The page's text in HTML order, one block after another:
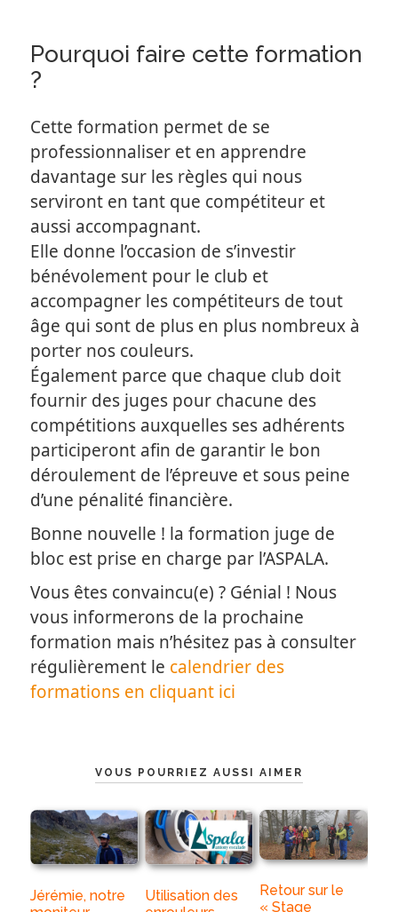
Pourquoi faire cette formation
?
Cette formation permet de se
professionnaliser et en apprendre
davantage sur les règles qui nous
serviront en tant que compétiteur et
aussi accompagnant.
Elle donne l’occasion de s’investir
bénévolement pour le club et
accompagner les compétiteurs de tout
âge qui sont de plus en plus nombreux à
porter nos couleurs.
Également parce que chaque club doit
fournir des juges pour chacune des
compétitions auxquelles ses adhérents
participeront afin de garantir le bon
déroulement de l’épreuve et sous peine
d’une pénalité financière.
Bonne nouvelle ! la formation juge de
bloc est prise en charge par l’ASPALA.
Vous êtes convaincu(e) ? Génial ! Nous
vous informerons de la prochaine
formation mais n’hésitez pas à consulter
régulièrement le calendrier des
formations en cliquant ici
VOUS POURRIEZ AUSSI AIMER
Jérémie, notre
Utilisation des
Retour sur le
« Stage